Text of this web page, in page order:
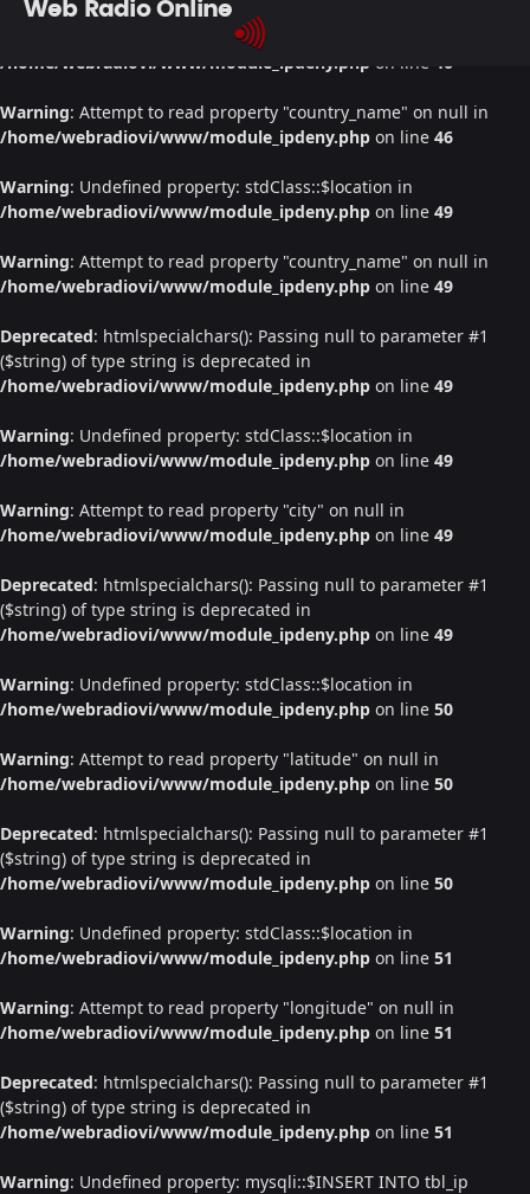
: Undefined property: stdClass::$location in
/home/webradiovi/www/module_ipdeny.php on line 46
Warning: Attempt to read property "country_name" on null in
/home/webradiovi/www/module_ipdeny.php on line 46
Warning: Undefined property: stdClass::$location in
/home/webradiovi/www/module_ipdeny.php on line 49
Warning: Attempt to read property "country_name" on null in
/home/webradiovi/www/module_ipdeny.php on line 49
Deprecated: htmlspecialchars(): Passing null to parameter #1
($string) of type string is deprecated in
/home/webradiovi/www/module_ipdeny.php on line 49
Warning: Undefined property: stdClass::$location in
/home/webradiovi/www/module_ipdeny.php on line 49
Warning: Attempt to read property "city" on null in
/home/webradiovi/www/module_ipdeny.php on line 49
Deprecated: htmlspecialchars(): Passing null to parameter #1
($string) of type string is deprecated in
/home/webradiovi/www/module_ipdeny.php on line 49
Warning: Undefined property: stdClass::$location in
/home/webradiovi/www/module_ipdeny.php on line 50
Warning: Attempt to read property "latitude" on null in
/home/webradiovi/www/module_ipdeny.php on line 50
Deprecated: htmlspecialchars(): Passing null to parameter #1
($string) of type string is deprecated in
/home/webradiovi/www/module_ipdeny.php on line 50
Warning: Undefined property: stdClass::$location in
/home/webradiovi/www/module_ipdeny.php on line 51
Warning: Attempt to read property "longitude" on null in
/home/webradiovi/www/module_ipdeny.php on line 51
Deprecated: htmlspecialchars(): Passing null to parameter #1
($string) of type string is deprecated in
/home/webradiovi/www/module_ipdeny.php on line 51
Warning: Undefined property: mysqli::$INSERT INTO tbl_ip
Web Radio Online